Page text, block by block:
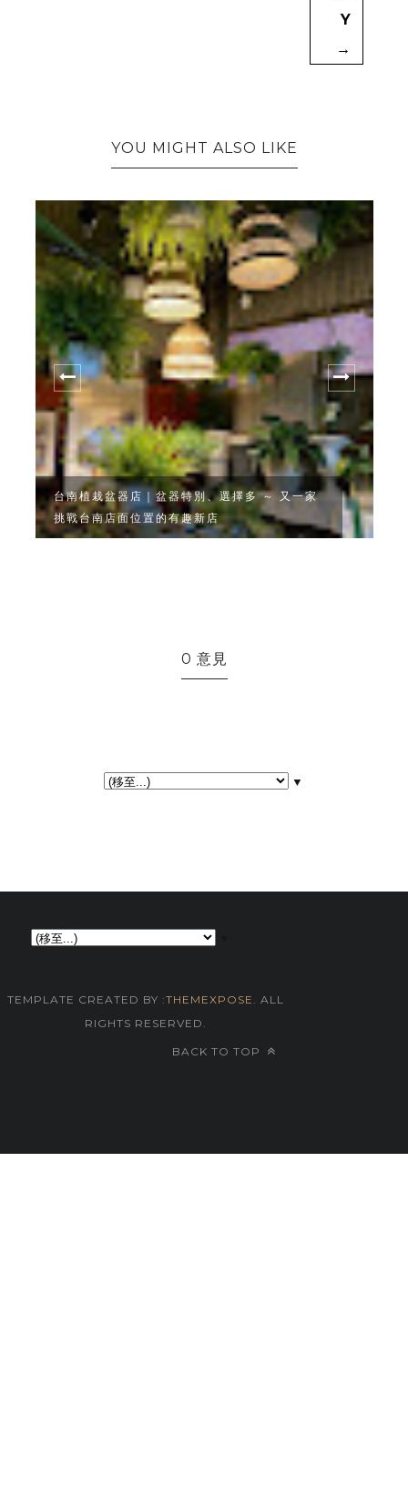
Y
→
YOU MIGHT ALSO LIKE
台南早午餐｜一訪再訪小北家灶咖
0 意見
▼
TEMPLATE CREATED BY :THEMEXPOSE
. ALL
RIGHTS RESERVED.
BACK TO TOP